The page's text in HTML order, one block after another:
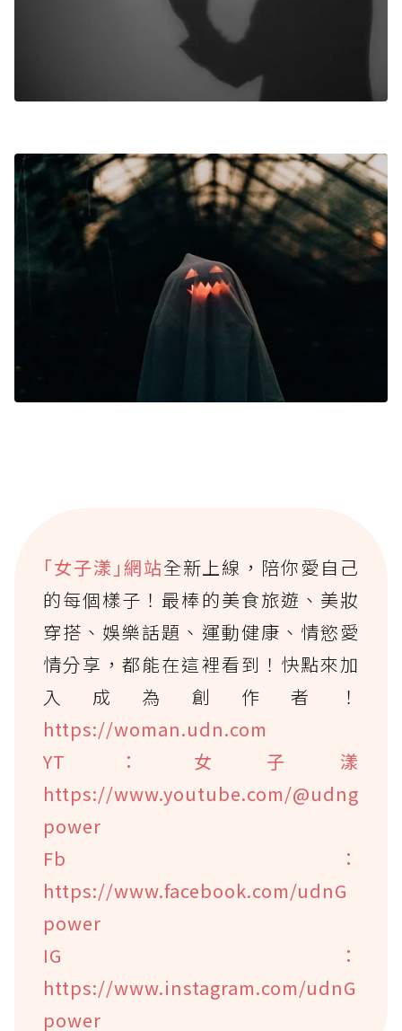
｢女子漾｣網站全新上線，陪你愛自己
的每個樣子！最棒的美食旅遊、美妝
穿搭、娛樂話題、運動健康、情慾愛
情分享，都能在這裡看到！快點來加
入成為創作者！
https://woman.udn.com
YT：女子漾
https://www.youtube.com/@udng
power
Fb：
https://www.facebook.com/udnG
power
IG：
https://www.instagram.com/udnG
power